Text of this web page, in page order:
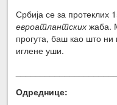
Србија се за протеклих
евроатлантских жаба.
прогута, баш као што
иглене уши.
Одреднице: